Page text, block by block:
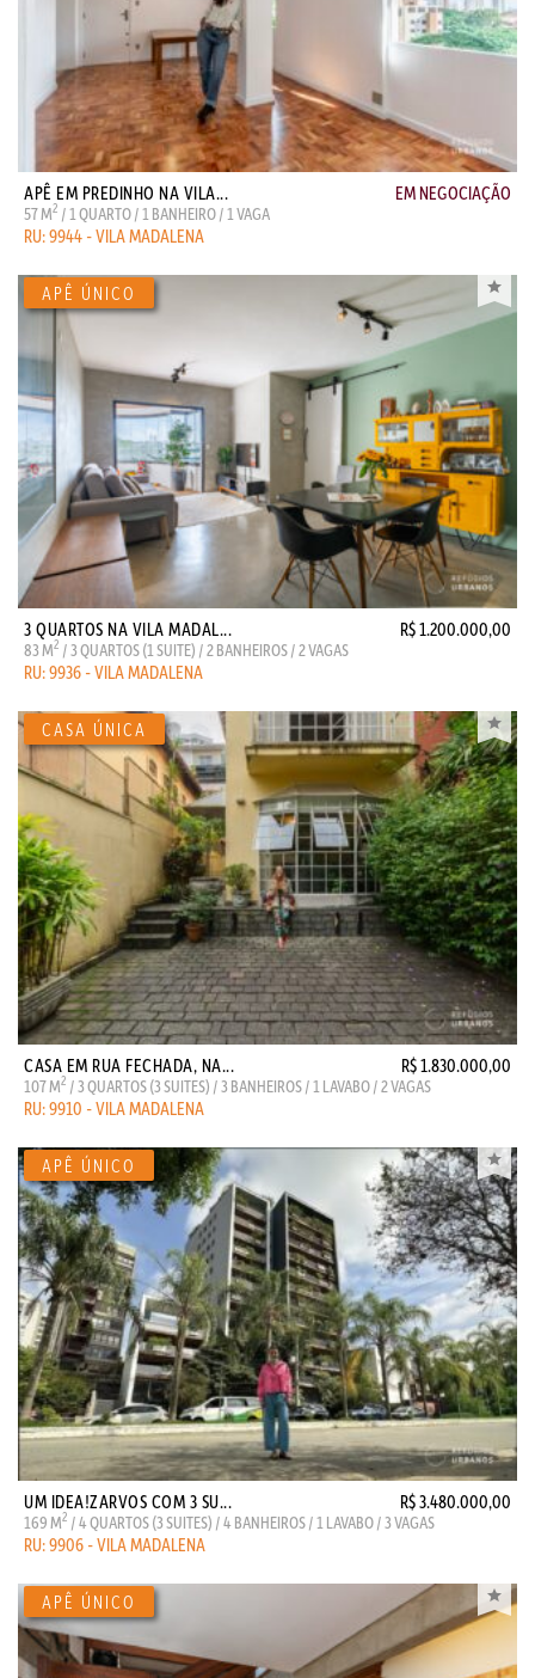
APÊ EM PREDINHO NA VILA... EM NEGOCIAÇÃO
57 M2 / 1 QUARTO / 1 BANHEIRO / 1 VAGA
RU: 9944 - VILA MADALENA
3 QUARTOS NA VILA MADAL... R$ 1.200.000,00
83 M2 / 3 QUARTOS (1 SUITE) / 2 BANHEIROS / 2 VAGAS
RU: 9936 - VILA MADALENA
CASA EM RUA FECHADA, NA... R$ 1.830.000,00
107 M2 / 3 QUARTOS (3 SUITES) / 3 BANHEIROS / 1 LAVABO / 2 VAGAS
RU: 9910 - VILA MADALENA
UM IDEA!ZARVOS COM 3 SU... R$ 3.480.000,00
169 M2 / 4 QUARTOS (3 SUITES) / 4 BANHEIROS / 1 LAVABO / 3 VAGAS
RU: 9906 - VILA MADALENA